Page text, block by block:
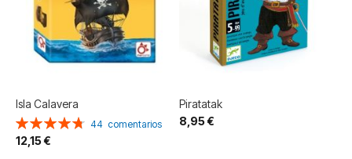
Isla Calavera
Valoración:
95%
44 comentarios
12,15 €
Piratatak
8,95 €